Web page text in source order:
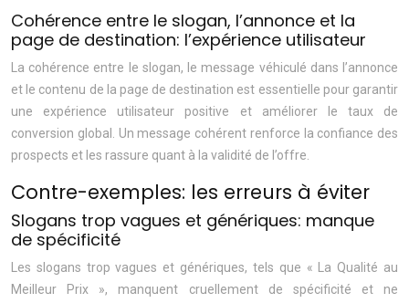
Cohérence entre le slogan, l’annonce et la
page de destination: l’expérience utilisateur
La cohérence entre le slogan, le message véhiculé dans l’annonce
et le contenu de la page de destination est essentielle pour garantir
une expérience utilisateur positive et améliorer le taux de
conversion global. Un message cohérent renforce la confiance des
prospects et les rassure quant à la validité de l’offre.
Contre-exemples: les erreurs à éviter
Slogans trop vagues et génériques: manque
de spécificité
Les slogans trop vagues et génériques, tels que « La Qualité au
Meilleur Prix », manquent cruellement de spécificité et ne